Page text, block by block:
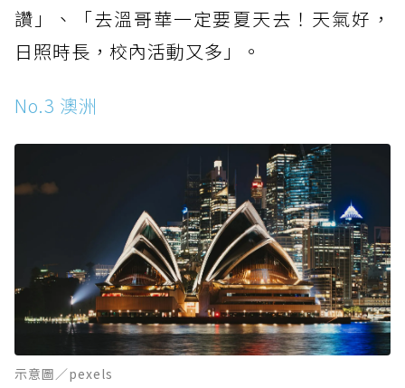
讚」、「去溫哥華一定要夏天去！天氣好，
日照時長，校內活動又多」。
No.3 澳洲
示意圖／pexels